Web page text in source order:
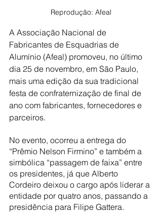
Reprodução: Afeal
A Associação Nacional de
Fabricantes de Esquadrias de
Alumínio (Afeal) promoveu, no último
dia 25 de novembro, em São Paulo,
mais uma edição da sua tradicional
festa de confraternização de final de
ano com fabricantes, fornecedores e
parceiros.
No evento, ocorreu a entrega do
“Prêmio Nelson Firmino” e também a
simbólica “passagem de faixa” entre
os presidentes, já que Alberto
Cordeiro deixou o cargo após liderar a
entidade por quatro anos, passando a
presidência para Filipe Gattera.